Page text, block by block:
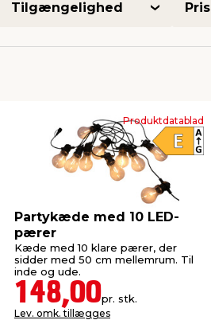
Tilgængelighed Pris
Produktdatablad
Partykæde med 10 LED-
pærer
Kæde med 10 klare pærer, der
sidder med 50 cm mellemrum. Til
inde og ude.
148,00pr. stk.
Lev. omk. tillægges